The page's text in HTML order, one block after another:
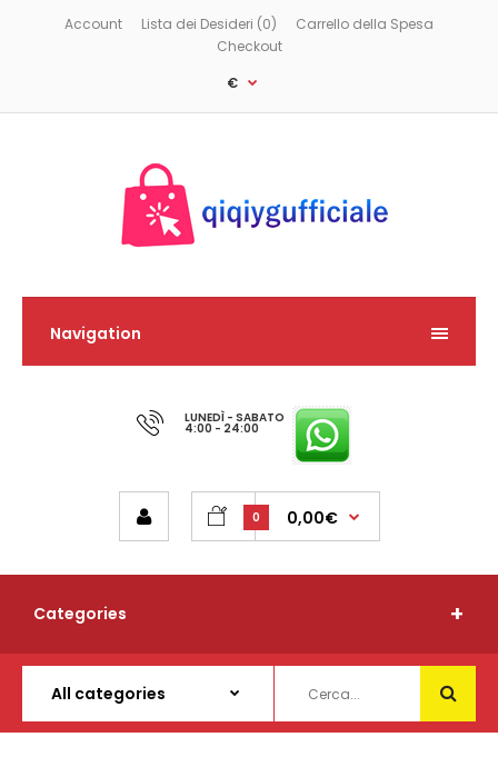
Account Lista dei Desideri (0)
Carrello della Spesa
Checkout
€
Navigation
LUNEDÌ - SABATO
4:00 - 24:00
0 0,00€
Categories